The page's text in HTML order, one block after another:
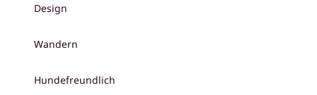
Design
Wandern
Hundefreundlich